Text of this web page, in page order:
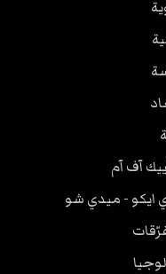
آف آم
ايكو - ميدي شو